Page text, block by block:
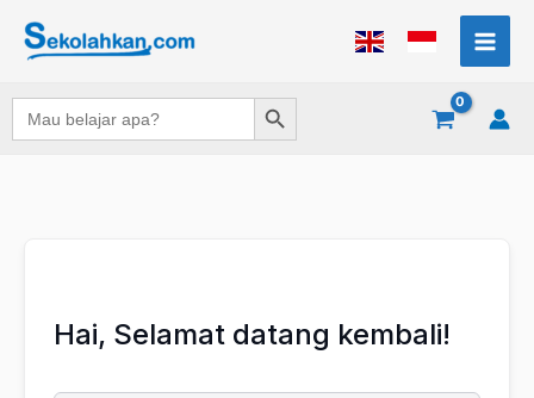
Search
for:
Search Button
Hai, Selamat datang kembali!